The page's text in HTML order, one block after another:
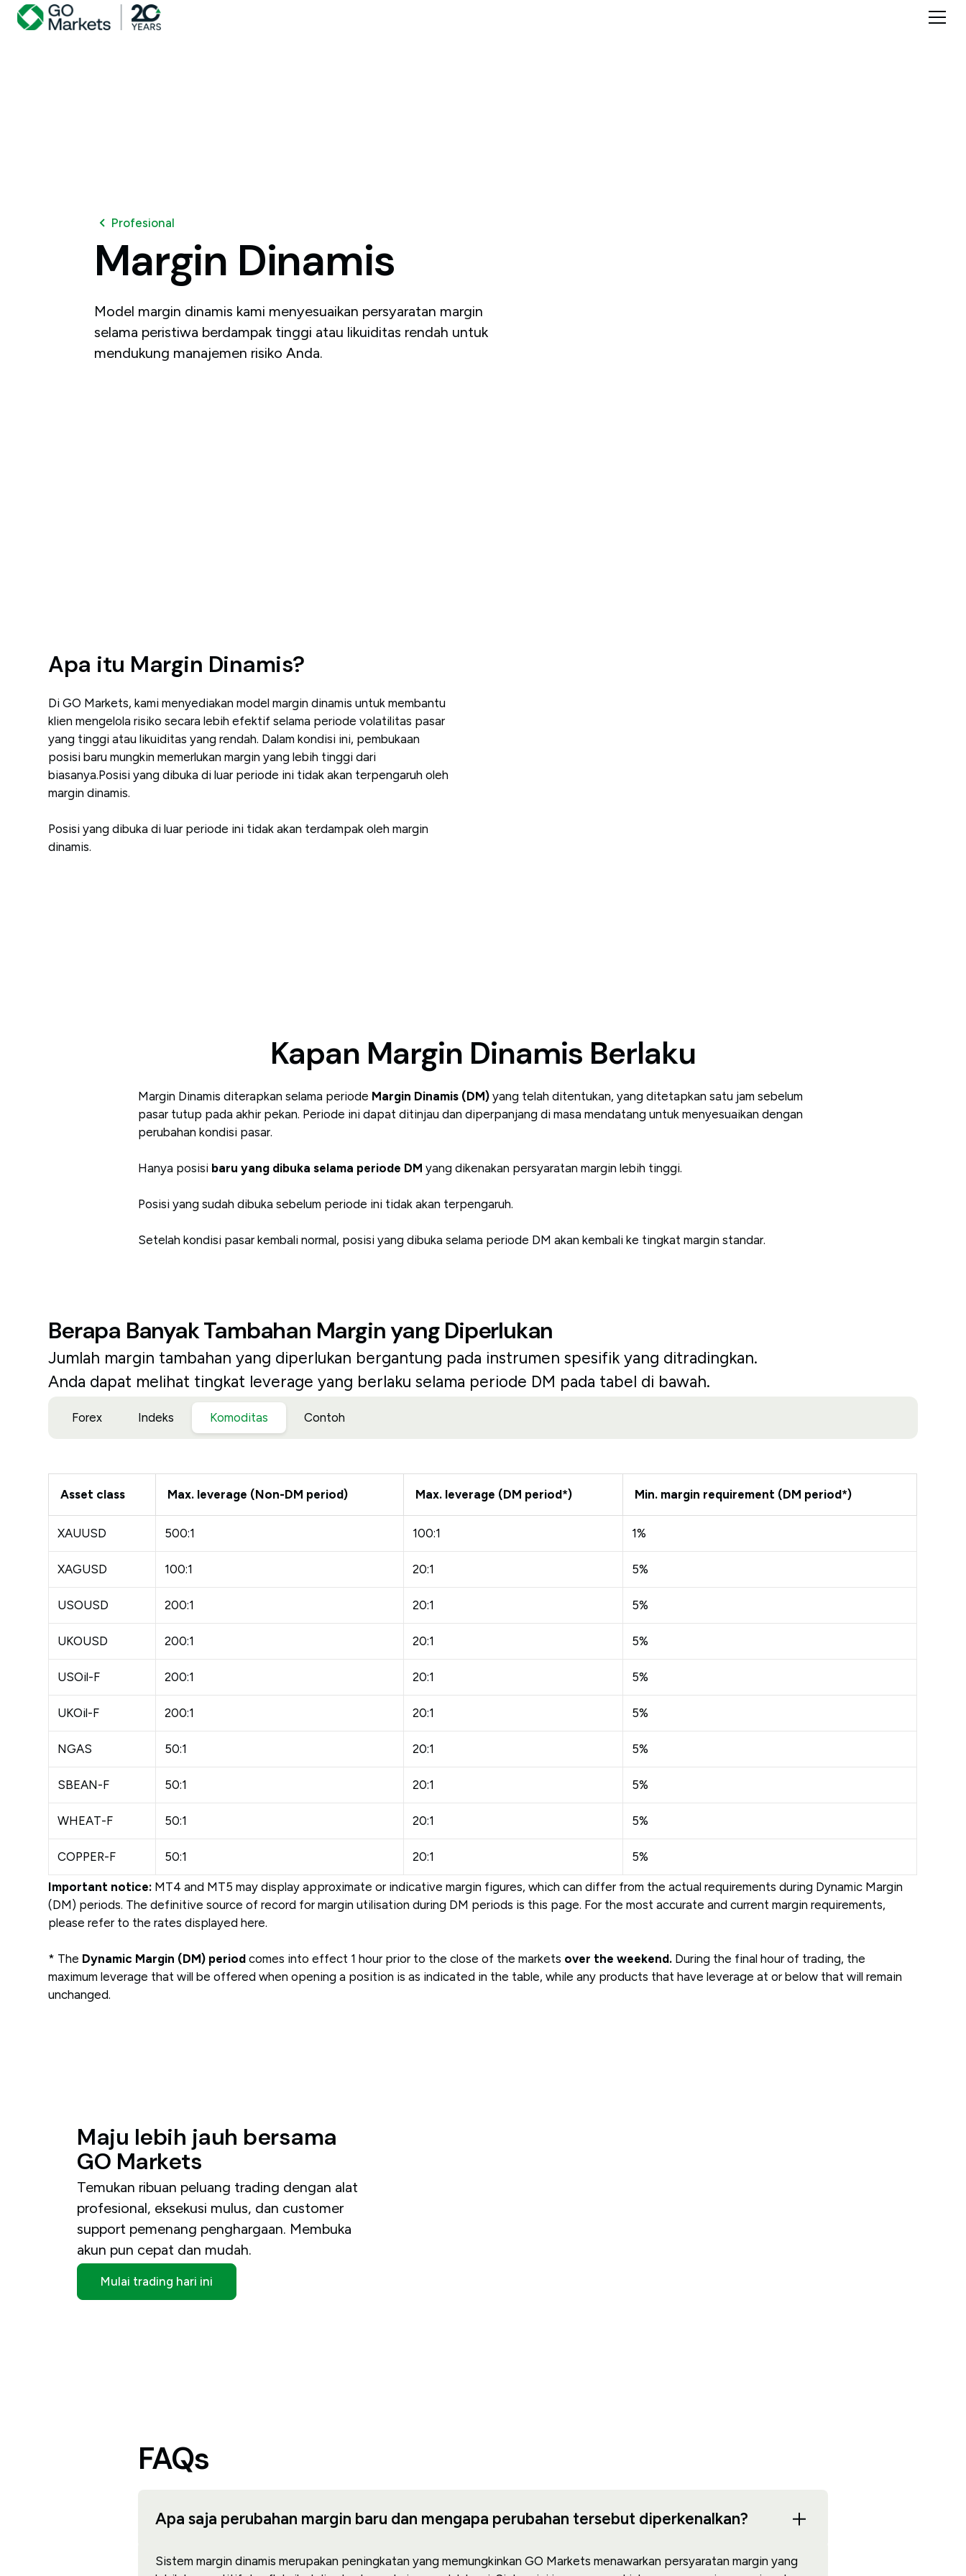
Profesional
Margin Dinamis
Model margin dinamis kami menyesuaikan persyaratan margin
selama peristiwa berdampak tinggi atau likuiditas rendah untuk
mendukung manajemen risiko Anda.
Apa itu Margin Dinamis?
Di GO Markets, kami menyediakan model margin dinamis untuk membantu
klien mengelola risiko secara lebih efektif selama periode volatilitas pasar
yang tinggi atau likuiditas yang rendah. Dalam kondisi ini, pembukaan
posisi baru mungkin memerlukan margin yang lebih tinggi dari
biasanya.Posisi yang dibuka di luar periode ini tidak akan terpengaruh oleh
margin dinamis.
Posisi yang dibuka di luar periode ini tidak akan terdampak oleh margin
dinamis.
Kapan Margin Dinamis Berlaku
Margin Dinamis diterapkan selama periode Margin Dinamis (DM) yang telah ditentukan, yang ditetapkan satu jam sebelum
pasar tutup pada akhir pekan. Periode ini dapat ditinjau dan diperpanjang di masa mendatang untuk menyesuaikan dengan
perubahan kondisi pasar.
Hanya posisi baru yang dibuka selama periode DM yang dikenakan persyaratan margin lebih tinggi.
Posisi yang sudah dibuka sebelum periode ini tidak akan terpengaruh.
Setelah kondisi pasar kembali normal, posisi yang dibuka selama periode DM akan kembali ke tingkat margin standar.
Berapa Banyak Tambahan Margin yang Diperlukan
Jumlah margin tambahan yang diperlukan bergantung pada instrumen spesifik yang ditradingkan.
Anda dapat melihat tingkat leverage yang berlaku selama periode DM pada tabel di bawah.
Forex Indeks Komoditas Contoh
Asset class Max. leverage (Non-DM period) Max. leverage (DM period*) Min. margin requirement (DM period*)
XAUUSD 500:1 100:1 1%
XAGUSD 100:1 20:1 5%
USOUSD 200:1 20:1 5%
UKOUSD 200:1 20:1 5%
USOil-F 200:1 20:1 5%
UKOil-F 200:1 20:1 5%
NGAS 50:1 20:1 5%
SBEAN-F 50:1 20:1 5%
WHEAT-F 50:1 20:1 5%
COPPER-F 50:1 20:1 5%
Important notice: MT4 and MT5 may display approximate or indicative margin figures, which can differ from the actual requirements during Dynamic Margin
(DM) periods. The definitive source of record for margin utilisation during DM periods is this page. For the most accurate and current margin requirements,
please refer to the rates displayed here.
* The Dynamic Margin (DM) period comes into effect 1 hour prior to the close of the markets over the weekend. During the final hour of trading, the
maximum leverage that will be offered when opening a position is as indicated in the table, while any products that have leverage at or below that will remain
unchanged.
Maju lebih jauh bersama
GO Markets
Temukan ribuan peluang trading dengan alat
profesional, eksekusi mulus, dan customer
support pemenang penghargaan. Membuka
akun pun cepat dan mudah.
Mulai trading hari ini
FAQs
Apa saja perubahan margin baru dan mengapa perubahan tersebut diperkenalkan?
Sistem margin dinamis merupakan peningkatan yang memungkinkan GO Markets menawarkan persyaratan margin yang